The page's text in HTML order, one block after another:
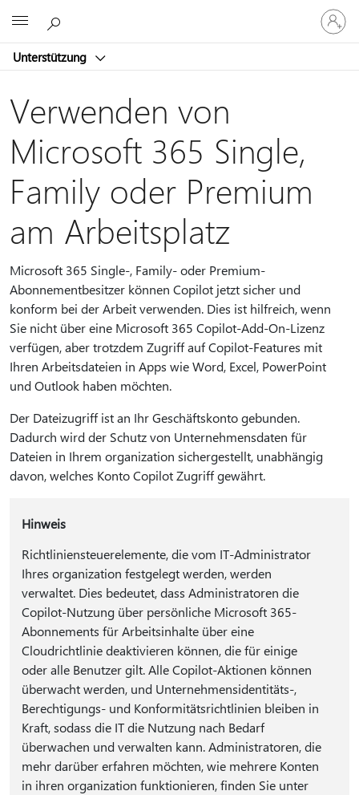
Unterstützung
Bei
Ihrem
Konto
Verwenden von
Microsoft 365 Single,
Family oder Premium
am Arbeitsplatz
Microsoft 365 Single-, Family- oder Premium-
Abonnementbesitzer können Copilot jetzt sicher und
konform bei der Arbeit verwenden. Dies ist hilfreich, wenn
Sie nicht über eine Microsoft 365 Copilot-Add-On-Lizenz
verfügen, aber trotzdem Zugriff auf Copilot-Features mit
Ihren Arbeitsdateien in Apps wie Word, Excel, PowerPoint
und Outlook haben möchten.
Der Dateizugriff ist an Ihr Geschäftskonto gebunden.
Dadurch wird der Schutz von Unternehmensdaten für
Dateien in Ihrem organization sichergestellt, unabhängig
davon, welches Konto Copilot Zugriff gewährt.
Hinweis
Richtliniensteuerelemente, die vom IT-Administrator
Ihres organization festgelegt werden, werden
verwaltet. Dies bedeutet, dass Administratoren die
Copilot-Nutzung über persönliche Microsoft 365-
Abonnements für Arbeitsinhalte über eine
Cloudrichtlinie deaktivieren können, die für einige
oder alle Benutzer gilt. Alle Copilot-Aktionen können
überwacht werden, und Unternehmensidentitäts-,
Berechtigungs- und Konformitätsrichtlinien bleiben in
Kraft, sodass die IT die Nutzung nach Bedarf
überwachen und verwalten kann. Administratoren, die
mehr darüber erfahren möchten, wie mehrere Konten
in ihren organization funktionieren, finden Sie unter